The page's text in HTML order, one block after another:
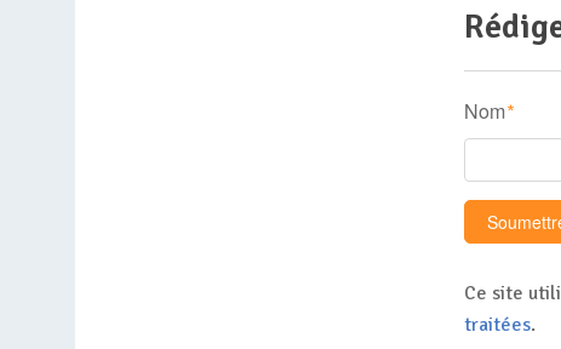
Nom *
Ce site
traitées.